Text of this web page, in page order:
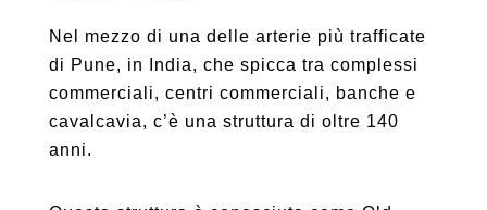
Nel mezzo di una delle arterie più trafficate
di Pune, in India, che spicca tra complessi
commerciali, centri commerciali, banche e
cavalcavia, c’è una struttura di oltre 140
anni.